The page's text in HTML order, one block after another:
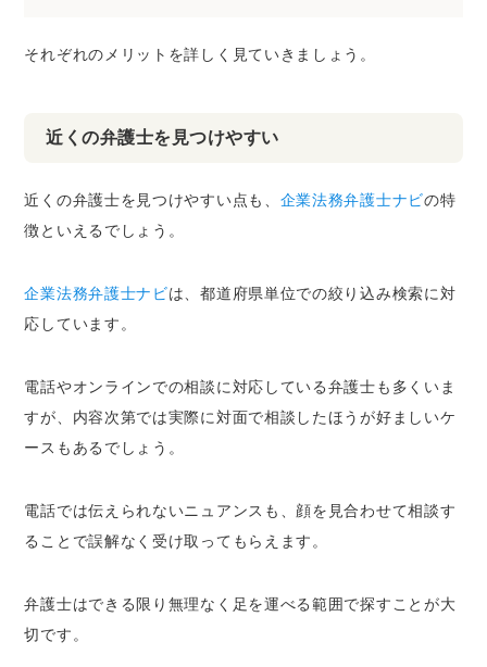
それぞれのメリットを詳しく見ていきましょう。
近くの弁護士を見つけやすい
近くの弁護士を見つけやすい点も、 企業法務弁護士ナビの特
徴といえるでしょう。
企業法務弁護士ナビは、都道府県単位での絞り込み検索に対
応しています。
電話やオンラインでの相談に対応している弁護士も多くいま
すが、内容次第では実際に対面で相談したほうが好ましいケ
ースもあるでしょう。
電話では伝えられないニュアンスも、顔を見合わせて相談す
ることで誤解なく受け取ってもらえます。
弁護士はできる限り無理なく足を運べる範囲で探すことが大
切です。